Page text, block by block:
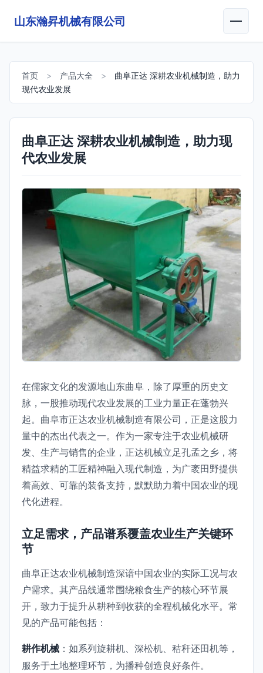
山东瀚昇机械有限公司
首页 > 产品大全 >
曲阜正达 深耕农业机械制造，助力
现代农业发展
曲阜正达 深耕农业机械制造，助力现
代农业发展
在儒家文化的发源地山东曲阜，除了厚重的历史文
脉，一股推动现代农业发展的工业力量正在蓬勃兴
起。曲阜市正达农业机械制造有限公司，正是这股力
量中的杰出代表之一。作为一家专注于农业机械研
发、生产与销售的企业，正达机械立足孔孟之乡，将
精益求精的工匠精神融入现代制造，为广袤田野提供
着高效、可靠的装备支持，默默助力着中国农业的现
代化进程。
立足需求，产品谱系覆盖农业生产关键环
节
曲阜正达农业机械制造深谙中国农业的实际工况与农
户需求。其产品线通常围绕粮食生产的核心环节展
开，致力于提升从耕种到收获的全程机械化水平。常
见的产品可能包括：
耕作机械 ：如系列旋耕机、深松机、秸秆还田机等，
服务于土地整理环节，为播种创造良好条件。